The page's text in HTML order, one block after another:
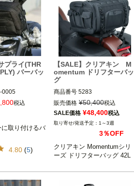
プライ(THR
バーバッ
0005
（スラッシン
税込
取り付けるバ
4.80 (5)
【SALE】クリアキン M
omentum ドリフターバッ
グ
商品番号 5283
kuryakyn（クリアキン）
販売価格 ¥50,400税込
SALE価格 ¥48,400税込
1～3週
3％OFF
クリアキン Momentumシリ
ーズ ドリフターバッグ 42L